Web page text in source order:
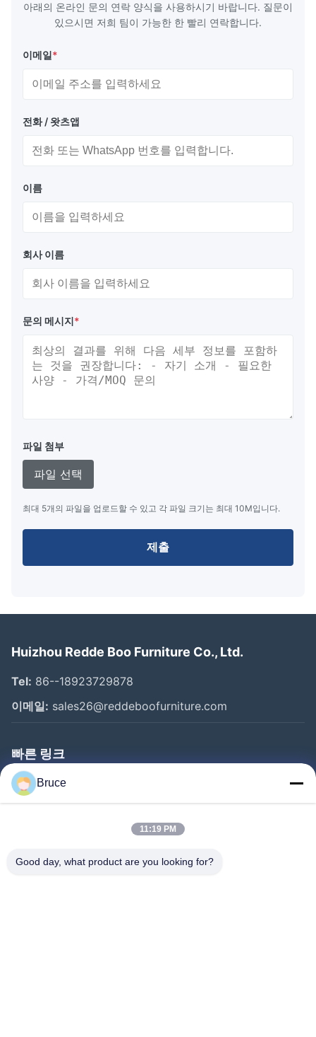
아래의 온라인 문의 연락 양식을 사용하시기 바랍니다. 질문이
있으시면 저희 팀이 가능한 한 빨리 연락합니다.
이메일*
전화 / 왓츠앱
이름
회사 이름
문의 메시지*
파일 첨부
파일 선택
최대 5개의 파일을 업로드할 수 있고 각 파일 크기는 최대 10M입니다.
제출
Huizhou Redde Boo Furniture Co., Ltd.
Tel: 86--18923729878
이메일: sales26@reddeboofurniture.com
빠른 링크
홈
제품 소개
회사 소개
Bruce
11:19 PM
Good day, what product are you looking for?